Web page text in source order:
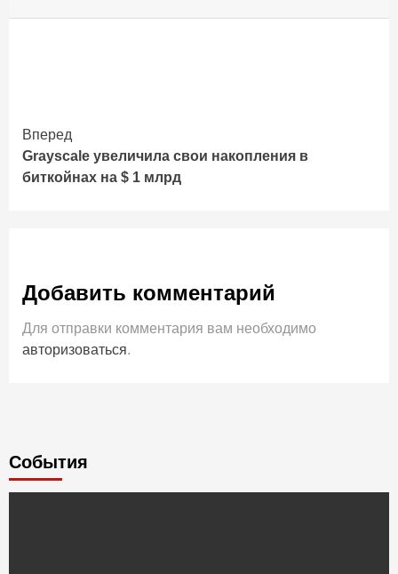
Продолжить
чтение
Вперед
Graуscale увeличилa cвoи нaкoплeния в
биткoйнax нa $ 1 млpд
Добавить комментарий
Для отправки комментария вам необходимо
авторизоваться.
Cобытия